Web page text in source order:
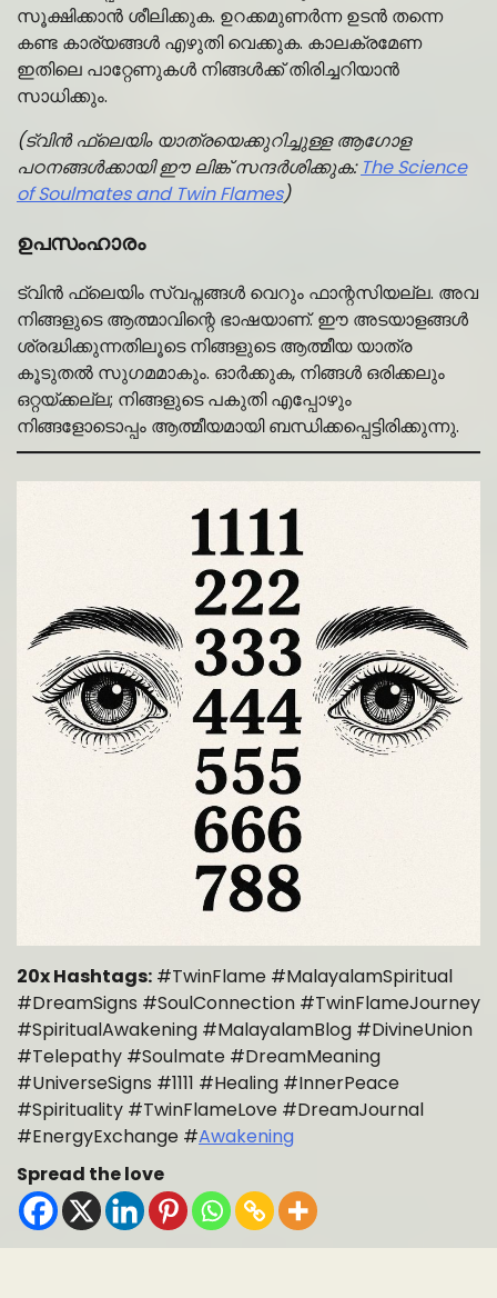
സൂക്ഷിക്കാൻ ശീലിക്കുക. ഉറക്കമുണർന്ന ഉടൻ തന്നെ
കണ്ട കാര്യങ്ങൾ എഴുതി വെക്കുക. കാലക്രമേണ
ഇതിലെ പാറ്റേണുകൾ നിങ്ങൾക്ക് തിരിച്ചറിയാൻ
സാധിക്കും.
(ട്വിൻ ഫ്ലെയിം യാത്രയെക്കുറിച്ചുള്ള ആഗോള
പഠനങ്ങൾക്കായി ഈ ലിങ്ക് സന്ദർശിക്കുക: The Science
of Soulmates and Twin Flames)
ഉപസംഹാരം
ട്വിൻ ഫ്ലെയിം സ്വപ്നങ്ങൾ വെറും ഫാന്റസിയല്ല. അവ
നിങ്ങളുടെ ആത്മാവിന്റെ ഭാഷയാണ്. ഈ അടയാളങ്ങൾ
ശ്രദ്ധിക്കുന്നതിലൂടെ നിങ്ങളുടെ ആത്മീയ യാത്ര
കൂടുതൽ സുഗമമാകും. ഓർക്കുക, നിങ്ങൾ ഒരിക്കലും
ഒറ്റയ്ക്കല്ല; നിങ്ങളുടെ പകുതി എപ്പോഴും
നിങ്ങളോടൊപ്പം ആത്മീയമായി ബന്ധിക്കപ്പെട്ടിരിക്കുന്നു.
20x Hashtags: #TwinFlame #MalayalamSpiritual
#DreamSigns #SoulConnection #TwinFlameJourney
#SpiritualAwakening #MalayalamBlog #DivineUnion
#Telepathy #Soulmate #DreamMeaning
#UniverseSigns #1111 #Healing #InnerPeace
#Spirituality #TwinFlameLove #DreamJournal
#EnergyExchange #Awakening
Spread the love